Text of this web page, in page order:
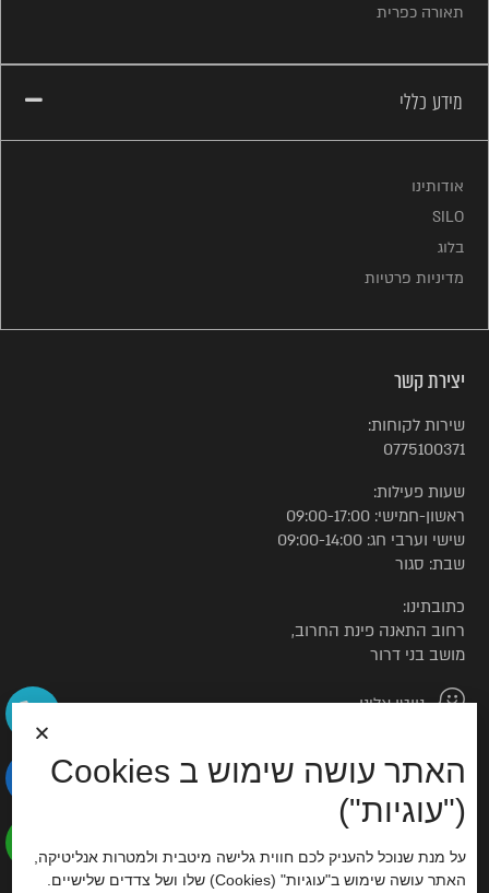
תאורה כפרית
מידע כללי
אודותינו
SILO
בלוג
מדיניות פרטיות
יצירת קשר
שירות לקוחות:
0775100371
שעות פעילות:
ראשון-חמישי: 09:00-17:00
שישי וערבי חג: 09:00-14:00
שבת: סגור
כתובתינו:
רחוב התאנה פינת החרוב,
מושב בני דרור
נווטו אלינו
© כל הזכויות שמורות לטורקיז האוס
סוכנות דיגיטל
האתר עושה שימוש ב Cookies
("עוגיות")
על מנת שנוכל להעניק לכם חווית גלישה מיטבית ולמטרות אנליטיקה,
האתר עושה שימוש ב"עוגיות" (Cookies) שלו ושל צדדים שלישיים.